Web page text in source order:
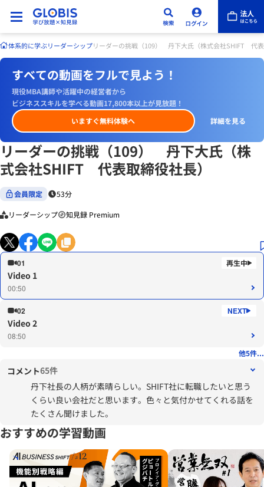
体系的に学ぶリーダーシップリーダーの挑戦（109） 丹下大氏（株式会社SHIFT 代
すべての動画をフルで見よう！
現役MBA講師や活躍中の経営者から
ビジネススキルを学べる動画17,800本以上が見放題！
いますぐ無料体験へ
詳細を見る
リーダーの挑戦（109） 丹下大氏（株
式会社SHIFT 代表取締役社長）
会員限定 53分
リーダーシップ 知見録 Premium
01
Video 1
00:50
02
Video 2
08:50
他5件...
コメント65件
丹下社長の人柄が素晴らしい。SHIFT社に転職したいと思う
くらい良い会社だと思います。色々と気付かせてくれる話を
たくさん聞けました。
おすすめの学習動画